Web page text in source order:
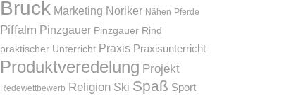
Bruck Marketing Noriker Nähen Pferde
Piffalm Pinzgauer Pinzgauer Rind
praktischer Unterricht Praxis Praxisunterricht
Produktveredelung Projekt
Redewettbewerb Religion Ski Spaß Sport